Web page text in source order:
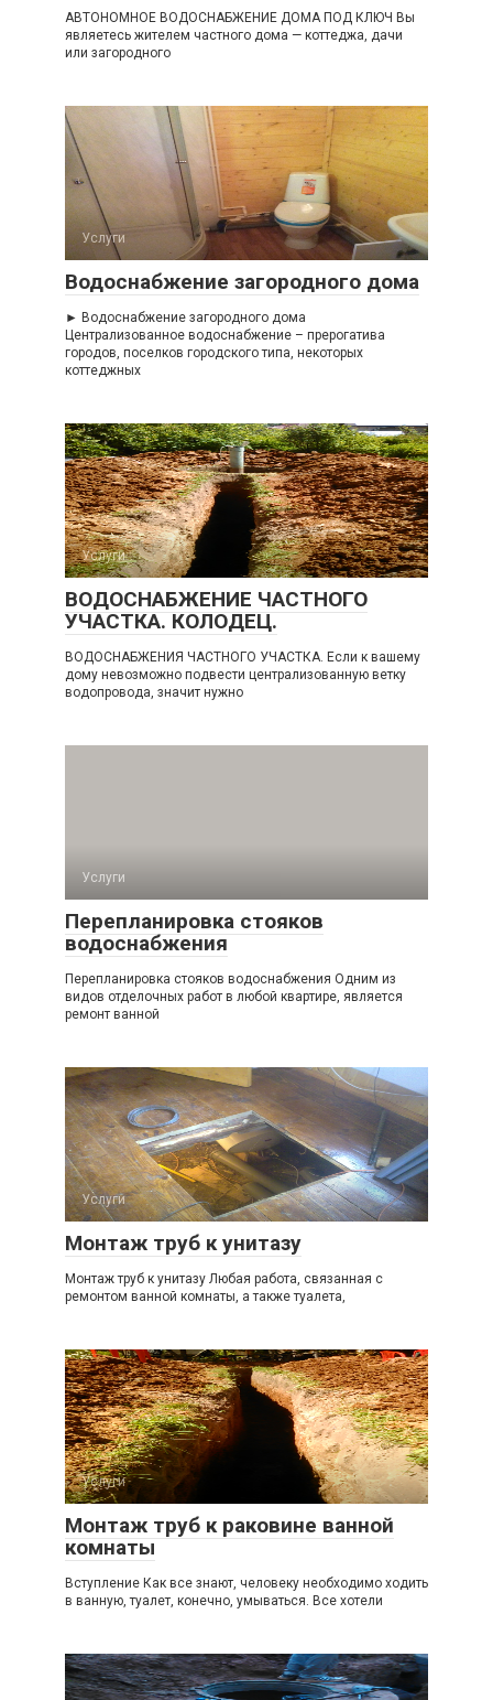
АВТОНОМНОЕ ВОДОСНАБЖЕНИЕ ДОМА ПОД КЛЮЧ Вы
являетесь жителем частного дома — коттеджа, дачи
или загородного
Услуги
Водоснабжение загородного дома
► Водоснабжение загородного дома
Централизованное водоснабжение – прерогатива
городов, поселков городского типа, некоторых
коттеджных
Услуги
ВОДОСНАБЖЕНИЕ ЧАСТНОГО
УЧАСТКА. КОЛОДЕЦ.
ВОДОСНАБЖЕНИЯ ЧАСТНОГО УЧАСТКА. Если к вашему
дому невозможно подвести централизованную ветку
водопровода, значит нужно
Услуги
Перепланировка стояков
водоснабжения
Перепланировка стояков водоснабжения Одним из
видов отделочных работ в любой квартире, является
ремонт ванной
Услуги
Монтаж труб к унитазу
Монтаж труб к унитазу Любая работа, связанная с
ремонтом ванной комнаты, а также туалета,
Услуги
Монтаж труб к раковине ванной
комнаты
Вступление Как все знают, человеку необходимо ходить
в ванную, туалет, конечно, умываться. Все хотели